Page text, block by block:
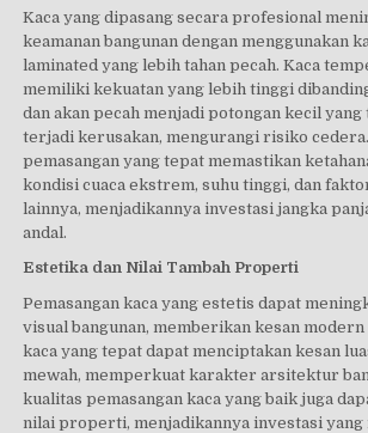
Kaca yang dipasang secara profesional
keamanan bangunan dengan menggunakan
laminated yang lebih tahan pecah. Kaca
memiliki kekuatan yang lebih tinggi
dan akan pecah menjadi potongan kecil
terjadi kerusakan, mengurangi risiko
pemasangan yang tepat memastikan
kondisi cuaca ekstrem, suhu tinggi, dan
lainnya, menjadikannya investasi jangka
andal.
Estetika dan Nilai Tambah Properti
Pemasangan kaca yang estetis dapat
visual bangunan, memberikan kesan modern
kaca yang tepat dapat menciptakan kesan
mewah, memperkuat karakter arsitektur
kualitas pemasangan kaca yang baik juga
nilai properti, menjadikannya investasi yang